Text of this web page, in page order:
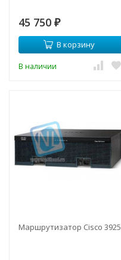
45 750 ₽
В корзину
В наличии
Маршрутизатор Cisco 3925